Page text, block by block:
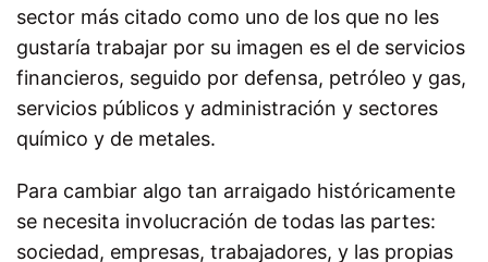
sector más citado como uno de los que no les
gustaría trabajar por su imagen es el de servicios
financieros, seguido por defensa, petróleo y gas,
servicios públicos y administración y sectores
químico y de metales.
Para cambiar algo tan arraigado históricamente
se necesita involucración de todas las partes:
sociedad, empresas, trabajadores, y las propias